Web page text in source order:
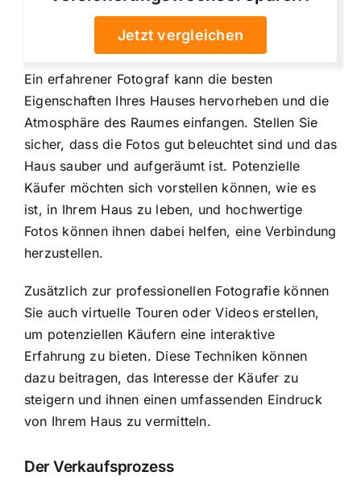
Jetzt vergleichen
Ein erfahrener Fotograf kann die besten
Eigenschaften Ihres Hauses hervorheben und die
Atmosphäre des Raumes einfangen. Stellen Sie
sicher, dass die Fotos gut beleuchtet sind und das
Haus sauber und aufgeräumt ist. Potenzielle
Käufer möchten sich vorstellen können, wie es
ist, in Ihrem Haus zu leben, und hochwertige
Fotos können ihnen dabei helfen, eine Verbindung
herzustellen.
Zusätzlich zur professionellen Fotografie können
Sie auch virtuelle Touren oder Videos erstellen,
um potenziellen Käufern eine interaktive
Erfahrung zu bieten. Diese Techniken können
dazu beitragen, das Interesse der Käufer zu
steigern und ihnen einen umfassenden Eindruck
von Ihrem Haus zu vermitteln.
Der Verkaufsprozess